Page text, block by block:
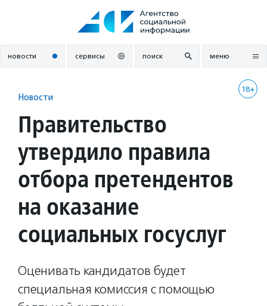
новости сервисы поиск меню
18+
Новости
Правительство
утвердило правила
отбора претендентов
на оказание
социальных госуслуг
Оценивать кандидатов будет
специальная комиссия с помощью